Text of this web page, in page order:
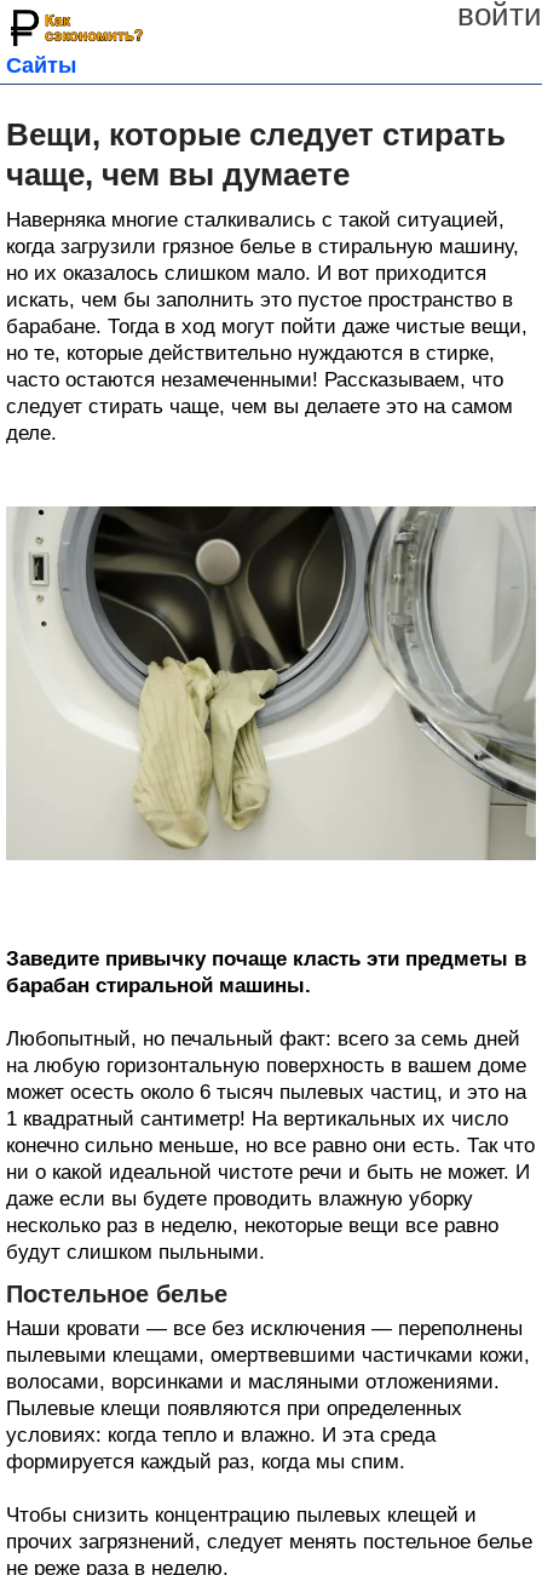
войти
Сайты
Вещи, которые следует стирать
чаще, чем вы думаете
Наверняка многие сталкивались с такой ситуацией,
когда загрузили грязное белье в стиральную машину,
но их оказалось слишком мало. И вот приходится
искать, чем бы заполнить это пустое пространство в
барабане. Тогда в ход могут пойти даже чистые вещи,
но те, которые действительно нуждаются в стирке,
часто остаются незамеченными! Рассказываем, что
следует стирать чаще, чем вы делаете это на самом
деле.
Заведите привычку почаще класть эти предметы в
барабан стиральной машины.
Любопытный, но печальный факт: всего за семь дней
на любую горизонтальную поверхность в вашем доме
может осесть около 6 тысяч пылевых частиц, и это на
1 квадратный сантиметр! На вертикальных их число
конечно сильно меньше, но все равно они есть. Так что
ни о какой идеальной чистоте речи и быть не может. И
даже если вы будете проводить влажную уборку
несколько раз в неделю, некоторые вещи все равно
будут слишком пыльными.
Постельное белье
Наши кровати — все без исключения — переполнены
пылевыми клещами, омертвевшими частичками кожи,
волосами, ворсинками и масляными отложениями.
Пылевые клещи появляются при определенных
условиях: когда тепло и влажно. И эта среда
формируется каждый раз, когда мы спим.
Чтобы снизить концентрацию пылевых клещей и
прочих загрязнений, следует менять постельное белье
не реже раза в неделю.